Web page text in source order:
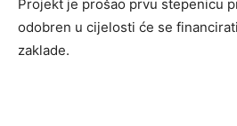
Projekt je prošao prvu stepenicu
odobren u cijelosti će se
zaklade.